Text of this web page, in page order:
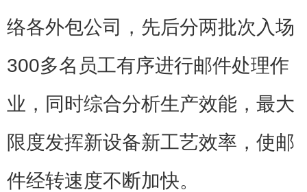
络各外包公司，先后分两批次入场
300多名员工有序进行邮件处理作
业，同时综合分析生产效能，最大
限度发挥新设备新工艺效率，使邮
件经转速度不断加快。